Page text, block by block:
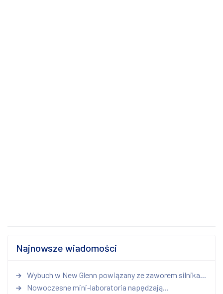
Najnowsze wiadomości
Wybuch w New Glenn powiązany ze zaworem silnika...
Nowoczesne mini-laboratoria napędzają...